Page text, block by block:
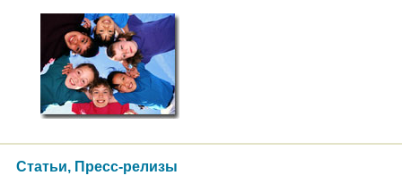
Статьи, Пресс-релизы